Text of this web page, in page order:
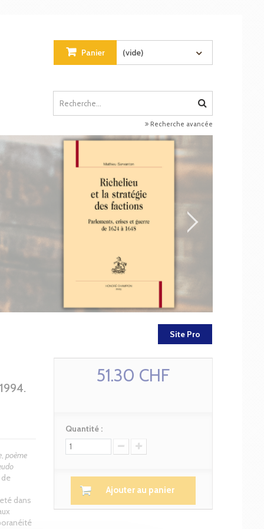
Panier (vide)
Recherche avancée
Site Pro
, poème
dans
51.30 CHF
Quantité :
Ajouter au panier